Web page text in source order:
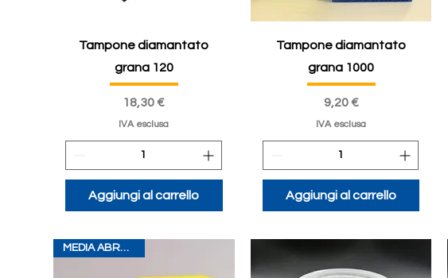
Tampone diamantato
grana 120
Prezzo
18,30 €
IVA esclusa
Aggiungi al carrello
Tampone diamantato
grana 1000
Prezzo
9,20 €
IVA esclusa
Aggiungi al carrello
MEDIA ABRASIONE